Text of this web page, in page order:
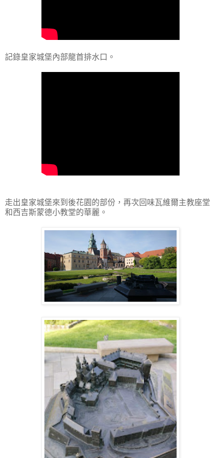
記錄皇家城堡內部龍首排水口。
走出皇家城堡來到後花園的部份，再次回味瓦維爾主教座堂
和西吉斯蒙德小教堂的華麗。